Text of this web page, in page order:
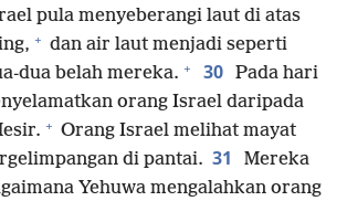
pula menyeberangi laut di atas
+ dan air laut menjadi seperti
dua belah mereka. + 30 Pada hari
orang Israel daripada
+ Orang Israel melihat mayat
di pantai. 31
Mereka
Yehuwa mengalahkan orang